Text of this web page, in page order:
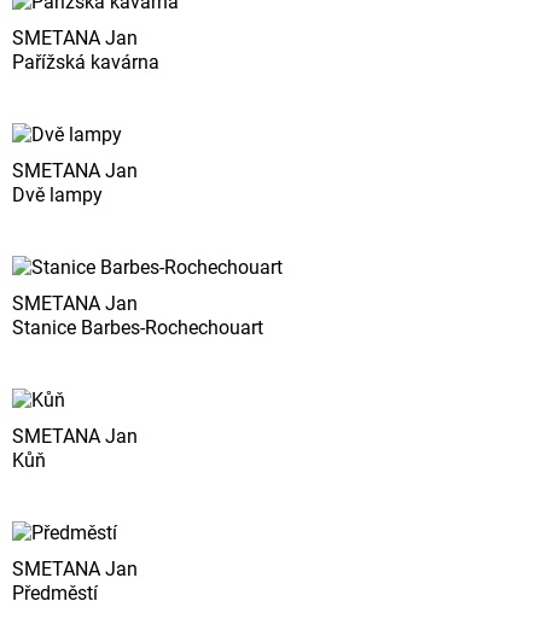
SMETANA Jan
Pařížská kavárna
SMETANA Jan
Dvě lampy
SMETANA Jan
Stanice Barbes-Rochechouart
SMETANA Jan
Kůň
SMETANA Jan
Předměstí